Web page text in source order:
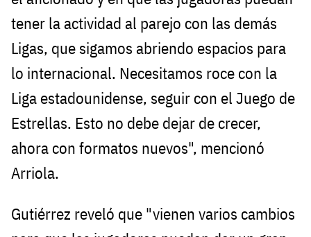
tener la actividad al parejo con las demás
Ligas, que sigamos abriendo espacios para
lo internacional. Necesitamos roce con la
Liga estadounidense, seguir con el Juego de
Estrellas. Esto no debe dejar de crecer,
ahora con formatos nuevos", mencionó
Arriola.
Gutiérrez reveló que "vienen varios cambios